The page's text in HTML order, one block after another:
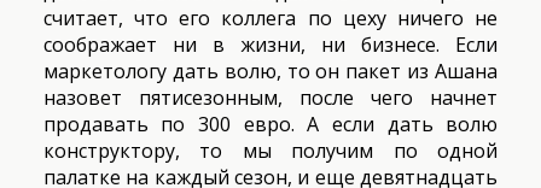
считает, что его коллега по цеху ничего не
соображает ни в жизни, ни бизнесе. Если
маркетологу дать волю, то он пакет из Ашана
назовет пятисезонным, после чего начнет
продавать по 300 евро. А если дать волю
конструктору, то мы получим по одной
палатке на каждый сезон, и еще девятнадцать